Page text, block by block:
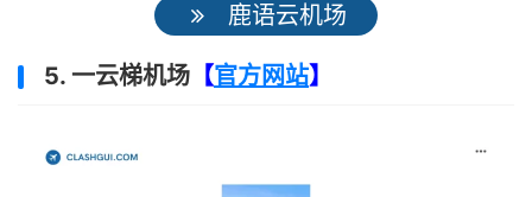
鹿语云机场
5. 一云梯机场 【官方网站】